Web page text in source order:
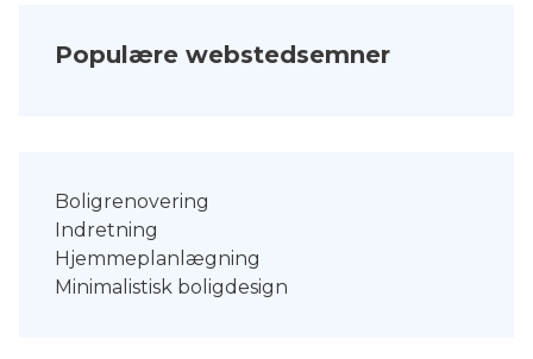
Populære webstedsemner
Boligrenovering
Indretning
Hjemmeplanlægning
Minimalistisk boligdesign